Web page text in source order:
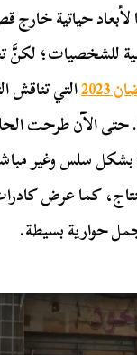
لأبعاد حياتية خارج
للشخصيات؛
التي تناقش
حتى الآن طرحت
سلس وغير
كما عرض
حوارية بسيطة.